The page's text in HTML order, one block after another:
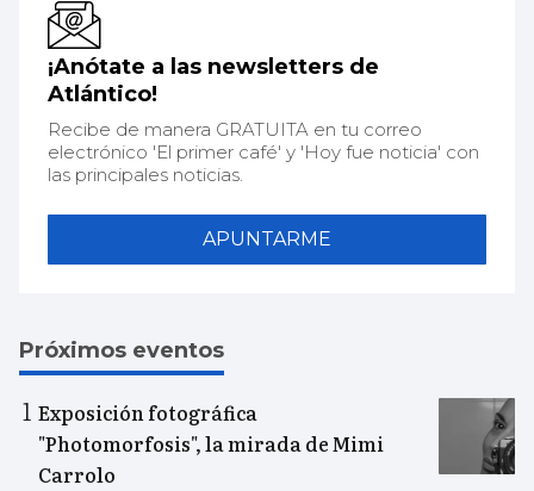
¡Anótate a las newsletters de
Atlántico!
Recibe de manera GRATUITA en tu correo
electrónico 'El primer café' y 'Hoy fue noticia' con
las principales noticias.
APUNTARME
Próximos eventos
Exposición fotográfica
"Photomorfosis", la mirada de Mimi
Carrolo